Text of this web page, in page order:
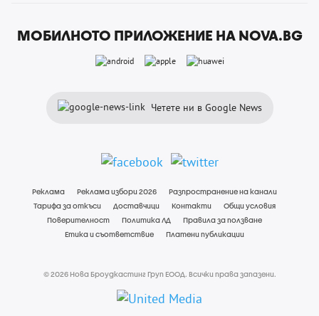
МОБИЛНОТО ПРИЛОЖЕНИЕ НА NOVA.BG
Четете ни в Google News
Реклама Реклама избори 2026
Разпространение на канали
Тарифа за откъси
Доставчици Контакти
Общи условия
Поверителност
Политика ЛД
Правила за ползване
Етика и съответствие
Платени публикации
© 2026 Нова Броудкастинг Груп ЕООД. Всички права запазени.